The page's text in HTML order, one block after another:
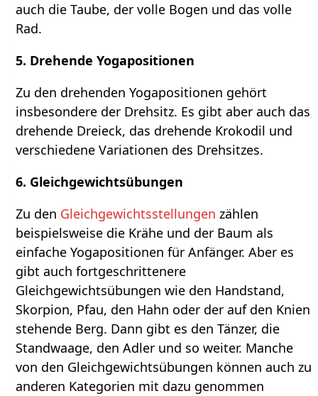
auch die Taube, der volle Bogen und das volle
Rad.
5. Drehende Yogapositionen
Zu den drehenden Yogapositionen gehört
insbesondere der Drehsitz. Es gibt aber auch das
drehende Dreieck, das drehende Krokodil und
verschiedene Variationen des Drehsitzes.
6. Gleichgewichtsübungen
Zu den Gleichgewichtsstellungen zählen
beispielsweise die Krähe und der Baum als
einfache Yogapositionen für Anfänger. Aber es
gibt auch fortgeschrittenere
Gleichgewichtsübungen wie den Handstand,
Skorpion, Pfau, den Hahn oder der auf den Knien
stehende Berg. Dann gibt es den Tänzer, die
Standwaage, den Adler und so weiter. Manche
von den Gleichgewichtsübungen können auch zu
anderen Kategorien mit dazu genommen